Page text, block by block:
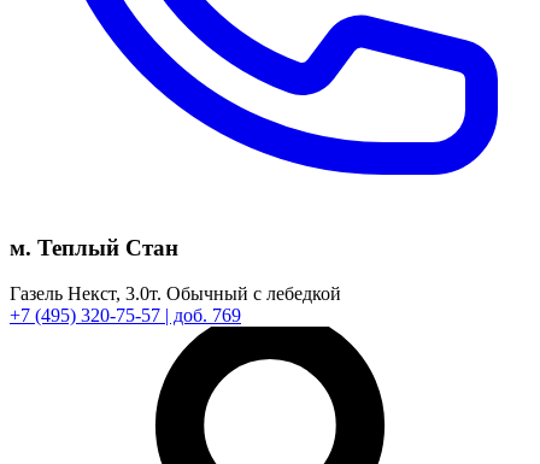
м. Теплый Стан
Газель Некст, 3.0т. Обычный с лебедкой
+7 (495) 320-75-57 | доб. 769